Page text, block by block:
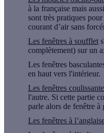
à la française mais
sont très pratiques
courant d’air sans
Les fenêtres à soufflet
complètement) sur un
Les fenêtres
en haut vers l'intérieur.
Les fenêtres
l'autre. Si cette partie
parle alors de fenêtre à
Les fenêtres à